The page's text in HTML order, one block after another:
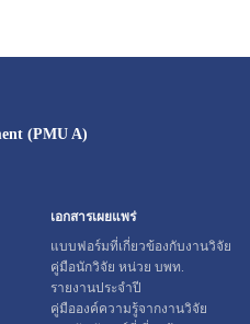
(PMU A)
เอกสารเผยแพร่
แบบฟอร์มที่เกี่ยวข้องกับงานวิจัย
คู่มือนักวิจัย หน่วย บพท.
รายงานประจำปี
คู่มือองค์ความรู้จากงานวิจัย